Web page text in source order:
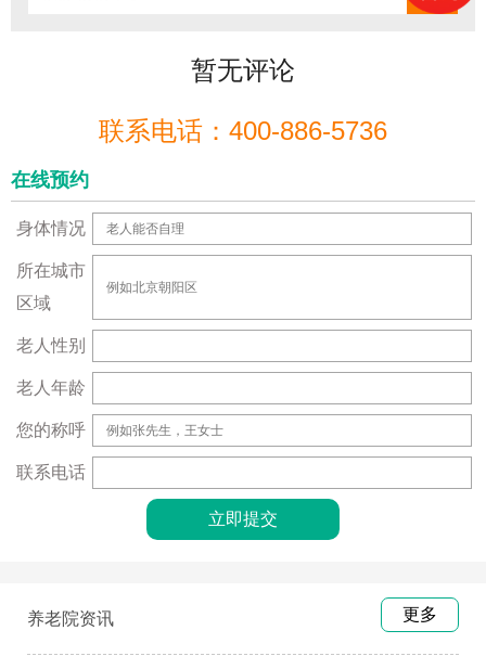
暂无评论
联系电话：400-886-5736
在线预约
身体情况
所在城市
区域
老人性别
老人年龄
您的称呼
联系电话
养老院资讯 更多